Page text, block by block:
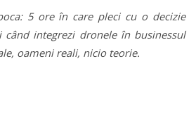
5 ore în care pleci cu o decizie
integrezi dronele în businessul
oameni reali, nicio teorie.